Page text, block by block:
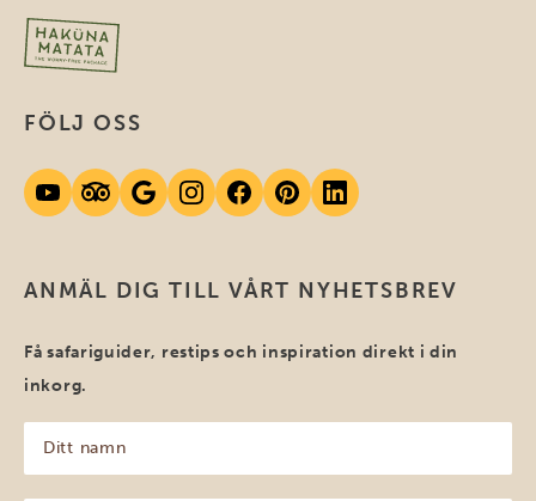
ANMÄL DIG TILL VÅRT NYHETSBREV
Få safariguider, restips och inspiration direkt i din
inkorg.
namn
(Obligatoriskt)
FÖLJ OSS